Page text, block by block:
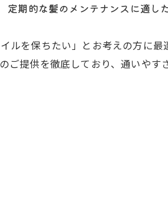
定期的な髪のメンテナンスに適し
ルを保ちたい」とお考えの方に
ご提供を徹底しており、通いや